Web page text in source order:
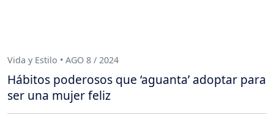
Vida y Estilo • AGO 8 / 2024
Hábitos poderosos que ‘aguanta’ adoptar para
ser una mujer feliz